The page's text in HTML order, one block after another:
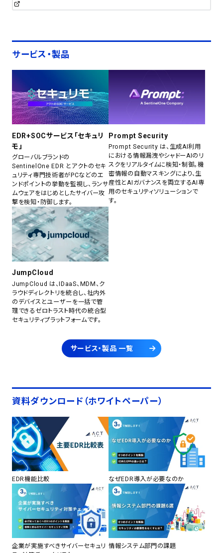
サービス・製品
EDR+SOCサービス「セキュリ
モ」
グローバルブランドの
SentinelOne EDR とアクトのセキ
ュリティ専門技術者がPCなどのエ
ンドポイントの挙動を監視し、ランサ
ムウェアをはじめとしたサイバー攻
撃を検知・防御します。
Prompt Security
Prompt Security は、生成AI利用
における情報漏洩やシャドーAIのリ
スクをリアルタイムに検知・制御。機
密情報の自動マスキングにより、生
産性とAIガバナンスを両立するAI専
用のセキュリティソリューションで
す。
JumpCloud
JumpCloud は、IDaaS、MDM、ク
ラウドディレクトリを統合し、社内外
のデバイスとユーザーを一括で管
理できるゼロトラスト時代の統合型
セキュリティプラットフォームです。
サービス・製品 一覧
資料ダウンロード（ホワイトペーパー）
EDR機能比較 なぜEDR導入が必要なのか
企業が実施すべきサイバーセキュリ 情報システム部門の課題